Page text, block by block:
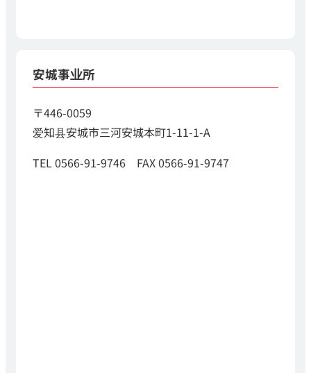
安城事业所
〒446-0059
爱知县安城市三河安城本町1-11-1-A
TEL 0566-91-9746 FAX 0566-91-9747